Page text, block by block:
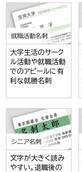
大学生活のサーク
ル活動や就職活動
でのアピールに有
利な就勝名刺
文字が大きく読み
やすい。退職後の